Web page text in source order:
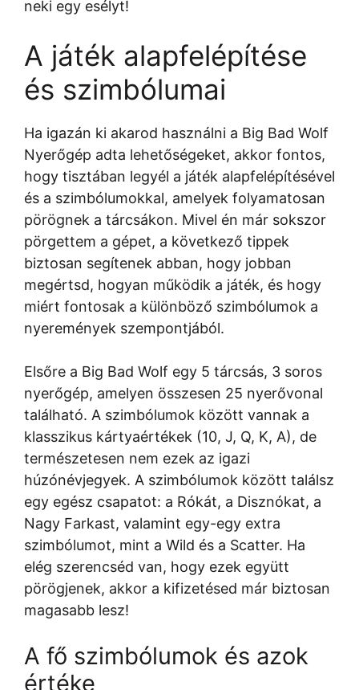
neki egy esélyt!
A játék alapfelépítése
és szimbólumai
Ha igazán ki akarod használni a Big Bad Wolf
Nyerőgép adta lehetőségeket, akkor fontos,
hogy tisztában legyél a játék alapfelépítésével
és a szimbólumokkal, amelyek folyamatosan
pörögnek a tárcsákon. Mivel én már sokszor
pörgettem a gépet, a következő tippek
biztosan segítenek abban, hogy jobban
megértsd, hogyan működik a játék, és hogy
miért fontosak a különböző szimbólumok a
nyeremények szempontjából.
Elsőre a Big Bad Wolf egy 5 tárcsás, 3 soros
nyerőgép, amelyen összesen 25 nyerővonal
található. A szimbólumok között vannak a
klasszikus kártyaértékek (10, J, Q, K, A), de
természetesen nem ezek az igazi
húzónévjegyek. A szimbólumok között találsz
egy egész csapatot: a Rókát, a Disznókat, a
Nagy Farkast, valamint egy-egy extra
szimbólumot, mint a Wild és a Scatter. Ha
elég szerencséd van, hogy ezek együtt
pörögjenek, akkor a kifizetésed már biztosan
magasabb lesz!
A fő szimbólumok és azok
értéke